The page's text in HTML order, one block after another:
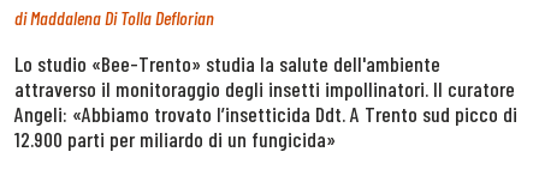
diMaddalena Di Tolla Deflorian
Lo studio «Bee-Trento» studia la salute dell'ambiente
attraverso il monitoraggio degli insetti impollinatori. Il curatore
Angeli: «Abbiamo trovato l’insetticida Ddt. A Trento sud picco di
12.900 parti per miliardo di un fungicida»